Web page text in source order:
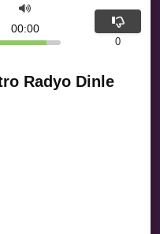
Radyo Dinle
00:00
0